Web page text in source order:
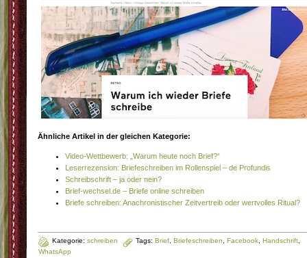
Ähnliche Artikel in der gleichen Kategorie:
Video-Wettbewerb: „Warum heute noch Brief?“
Leserrezension: Briefeschreiben im Rollenspiel – de Profundis
Schreibschrift – ja oder nein?
Brief-wechsel.de – Briefe online schreiben
Briefe schreiben: Anachronistischer Zeitvertreib oder wertvolles Ritual?
Kategorie: schreiben Tags: Brief Briefeschreiben Facebook Handschrift
WhatsApp